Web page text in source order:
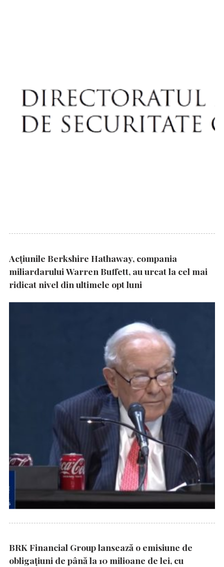
Acțiunile Berkshire Hathaway, compania
miliardarului Warren Buffett, au urcat la cel mai
ridicat nivel din ultimele opt luni
BRK Financial Group lansează o emisiune de
obligațiuni de până la 10 milioane de lei, cu